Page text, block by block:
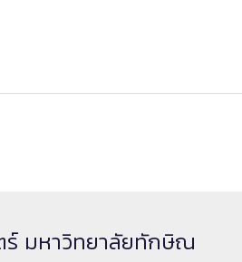
มหาวิทยาลัยทักษิณ